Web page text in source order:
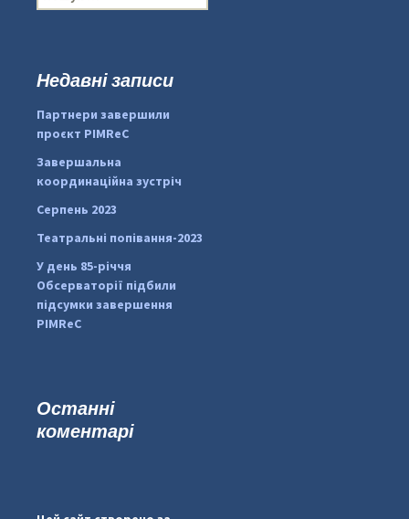
#PipIvanToday
pimrec_project
о
:Недавні записи
Партнери завершили
проєкт PIMReC
Завершальна
координаційна зустріч
Серпень 2023
Театральні попівання-2023
У день 85-річчя
Обсерваторії підбили
підсумки завершення
PIMReC
Останні
коментарі